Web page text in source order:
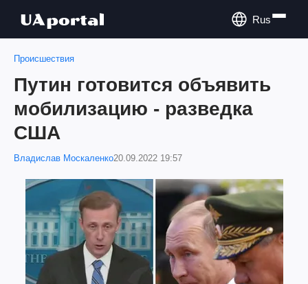
Rus
Происшествия
Путин готовится объявить
мобилизацию - разведка
США
Владислав Москаленко20.09.2022 19:57